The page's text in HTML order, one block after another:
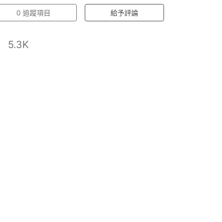
0 追蹤項目 給予評論
5.3K